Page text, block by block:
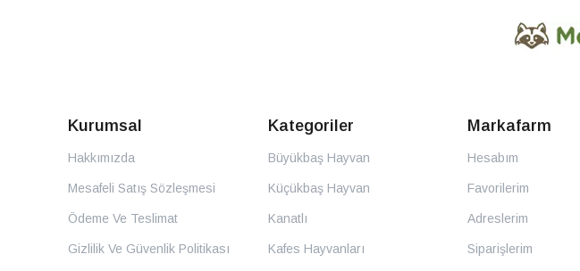
Kurumsal
Hakkımızda
Mesafeli Satış Sözleşmesi
Ödeme Ve Teslimat
Gizlilik Ve Güvenlik Politikası
Kategoriler
Büyükbaş Hayvan
Küçükbaş Hayvan
Kanatlı
Kafes Hayvanları
Markafarm
Hesabım
Favorilerim
Adreslerim
Siparişlerim